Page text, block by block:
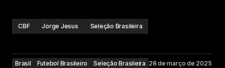
CBF Jorge Jesus Seleção Brasileira
Brasil Futebol Brasileiro Seleção Brasileira 28 de março de 2025